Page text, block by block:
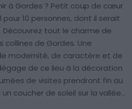
à Gordes ? Petit coup de cœur
10 personnes, dont il serait
tout le charme de
collines de Gordes. Une
modernité, de caractère et de
de ce lieu à la décoration
de visites prendront fin au
coucher de soleil sur la vallée…